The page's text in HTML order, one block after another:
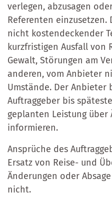
verlegen, abzusagen
Referenten einzusetzen.
nicht kostendeckender
kurzfristigen Ausfall von
Gewalt, Störungen am
anderen, vom Anbieter
Umstände. Der Anbieter
Auftraggeber bis
geplanten Leistung über
informieren.
Ansprüche des
Ersatz von Reise- und
Änderungen oder
nicht.